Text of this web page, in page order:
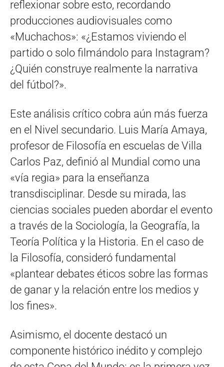
reflexionar sobre esto, recordando
producciones audiovisuales como
«Muchachos»: «¿Estamos viviendo el
partido o solo filmándolo para Instagram?
¿Quién construye realmente la narrativa
del fútbol?».
Este análisis crítico cobra aún más fuerza
en el Nivel secundario. Luis María Amaya,
profesor de Filosofía en escuelas de Villa
Carlos Paz, definió al Mundial como una
«vía regia» para la enseñanza
transdisciplinar. Desde su mirada, las
ciencias sociales pueden abordar el evento
a través de la Sociología, la Geografía, la
Teoría Política y la Historia. En el caso de
la Filosofía, consideró fundamental
«plantear debates éticos sobre las formas
de ganar y la relación entre los medios y
los fines».
Asimismo, el docente destacó un
componente histórico inédito y complejo